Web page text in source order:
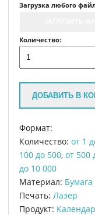
Загрузка любого
Количество:
ДОБАВИТЬ В
Формат:
Количество: от 1
100 до 500, от 500
до 10 000
Материал:
Печать: Лазер
Продукт: